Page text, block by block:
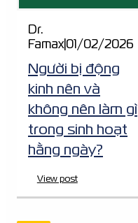
Dr.
Famax|01/02/2026
Người bị động
kinh nên và
không nên làm gì
trong sinh hoạt
hằng ngày?
View post